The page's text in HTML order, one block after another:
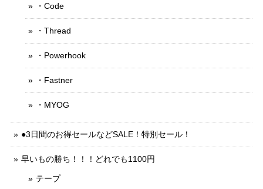
・Code
・Thread
・Powerhook
・Fastner
・MYOG
●3日間のお得セールなどSALE！特別セール！
早いもの勝ち！！！どれでも1100円
テープ